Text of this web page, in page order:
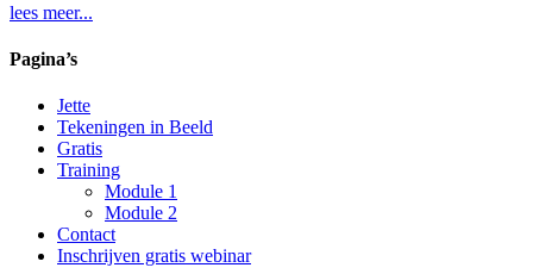
lees meer...
Pagina’s
Jette
Tekeningen in Beeld
Gratis
Training
Module 1
Module 2
Contact
Inschrijven gratis webinar